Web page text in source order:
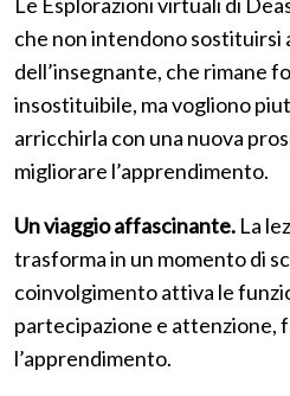
che non intendono sostituirsi
dell’insegnante, che rimane
insostituibile, ma vogliono
arricchirla con una nuova
migliorare l’apprendimento.
Un viaggio affascinante. La
trasforma in un momento di
coinvolgimento attiva le
partecipazione e attenzione,
l’apprendimento.